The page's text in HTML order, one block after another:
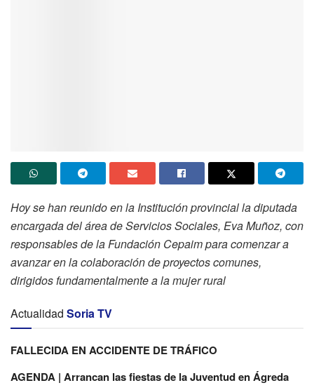
Hoy se han reunido en la Institución provincial la diputada
encargada del área de Servicios Sociales, Eva Muñoz, con
responsables de la Fundación Cepaim para comenzar a
avanzar en la colaboración de proyectos comunes,
dirigidos fundamentalmente a la mujer rural
Actualidad Soria TV
FALLECIDA EN ACCIDENTE DE TRÁFICO
AGENDA | Arrancan las fiestas de la Juventud en Ágreda